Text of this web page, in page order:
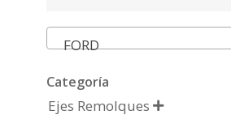
FORD
Categoría
Ejes Remolques 